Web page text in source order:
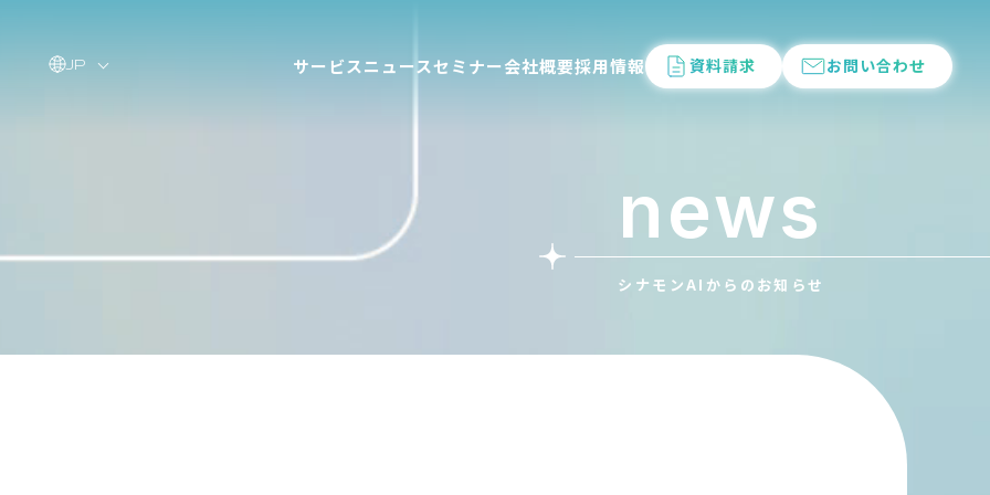
JP サービスニュースセミナー会社概要採用情報 資料請求 お問い合わせ
news
シナモンAIからのお知らせ